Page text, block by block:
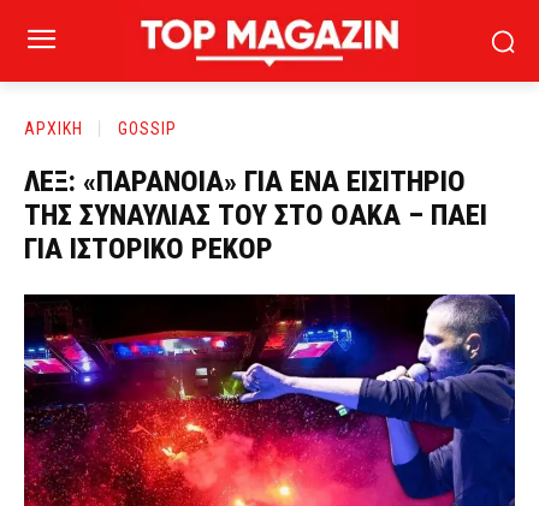
ΑΡΧΙΚΗ GOSSIP
ΛΕΞ: «ΠΑΡΑΝΟΙΑ» ΓΙΑ ΕΝΑ ΕΙΣΙΤΗΡΙΟ
ΤΗΣ ΣΥΝΑΥΛΙΑΣ ΤΟΥ ΣΤΟ ΟΑΚΑ – ΠΑΕΙ
ΓΙΑ ΙΣΤΟΡΙΚΟ ΡΕΚΟΡ